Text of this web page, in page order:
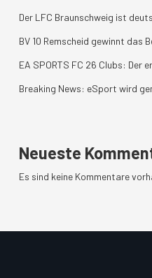
Der LFC Braunschweig ist
BV 10 Remscheid gewinnt das
EA SPORTS FC 26 Clubs: Der
Breaking News: eSport wird
Neueste
Es sind keine Kommentare